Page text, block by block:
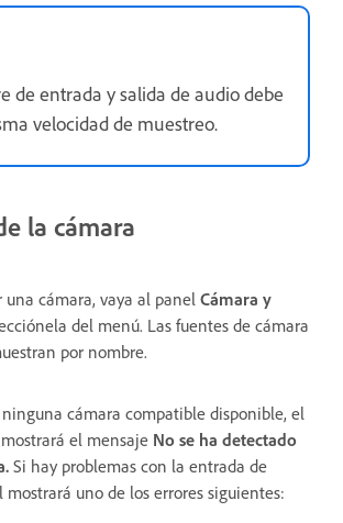
de entrada y salida de audio debe
velocidad de muestreo.
la cámara
una cámara, vaya al panel Cámara y
del menú. Las fuentes de cámara
por nombre.
cámara compatible disponible, el
el mensaje No se ha detectado
Si hay problemas con la entrada de
uno de los errores siguientes: